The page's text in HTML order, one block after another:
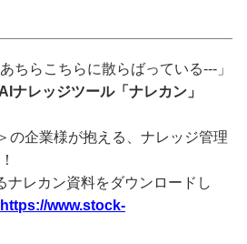
ちらこちらに散らばっている---」
ナレッジツール「ナレカン」
の企業様が抱える、ナレッジ管理
ナレカン資料をダウンロードし
https://www.stock-